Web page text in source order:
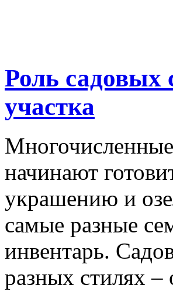
Роль садовых
участка
начинают
украшению и
самые разные
инвентарь.
разных стилях –